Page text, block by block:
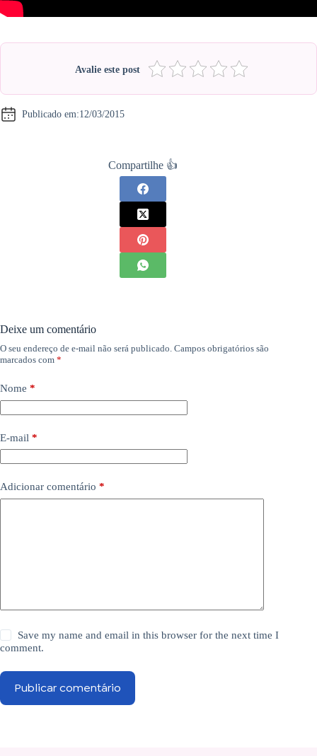
Avalie este post
Publicado em:12/03/2015
Compartilhe 👍
Deixe um comentário
O seu endereço de e-mail não será publicado. Campos obrigatórios são
marcados com *
Nome *
E-mail *
Adicionar comentário *
Save my name and email in this browser for the next time I
comment.
Publicar comentário